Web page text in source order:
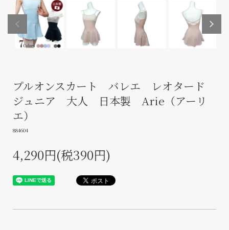
プルオンスカート バレエ レオタード
ジュニア 大人 日本製 Arie（アーリ
エ）
884604
4,290円(税390円)